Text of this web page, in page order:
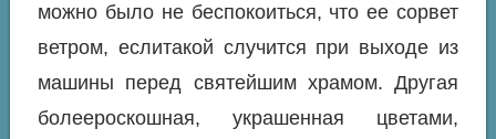
можно было не беспокоиться, что ее сорвет
ветром, еслитакой случится при выходе из
машины перед святейшим храмом. Другая
болеероскошная, украшенная цветами,